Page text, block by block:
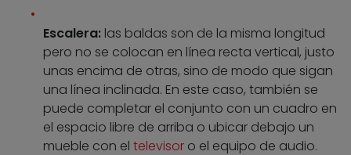
Escalera: las baldas son de la misma longitud
pero no se colocan en línea recta vertical, justo
unas encima de otras, sino de modo que sigan
una línea inclinada. En este caso, también se
puede completar el conjunto con un cuadro en
el espacio libre de arriba o ubicar debajo un
mueble con el televisor o el equipo de audio.